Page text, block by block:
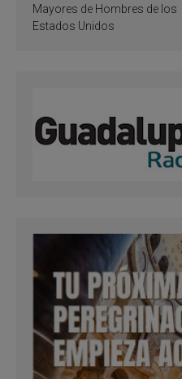
Mayores de Hombres de los
Estados Unidos